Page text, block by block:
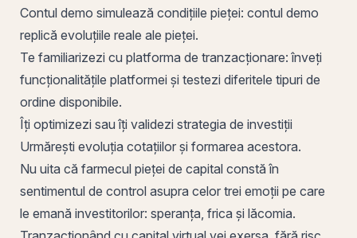
Contul demo simulează condițiile pieței: contul demo
replică evoluțiile reale ale pieței.
Te familiarizezi cu platforma de tranzacționare: înveți
funcționalitățile platformei și testezi diferitele tipuri de
ordine disponibile.
Îți optimizezi sau îți validezi strategia de investiții
Urmărești evoluția cotațiilor și formarea acestora.
Nu uita că farmecul pieței de capital constă în
sentimentul de control asupra celor trei emoții pe care
le emană investitorilor: speranța, frica și lăcomia.